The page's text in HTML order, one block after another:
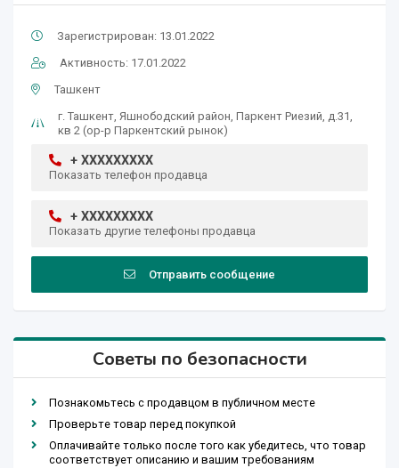
Зарегистрирован: 13.01.2022
Активность: 17.01.2022
Ташкент
г. Ташкент, Яшнободский район, Паркент Риезий, д.31,
кв 2 (ор-р Паркентский рынок)
+ XXXXXXXXX
Показать телефон продавца
+ XXXXXXXXX
Показать другие телефоны продавца
Отправить сообщение
Советы по безопасности
Познакомьтесь с продавцом в публичном месте
Проверьте товар перед покупкой
Оплачивайте только после того как убедитесь, что товар
соответствует описанию и вашим требованиям